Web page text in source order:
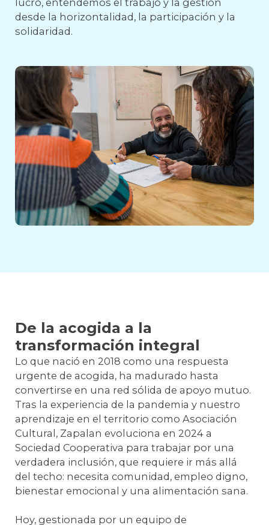
lucro, entendemos el trabajo y la gestión
desde la horizontalidad, la participación y la
solidaridad.
De la acogida a la
transformación integral
Lo que nació en 2018 como una respuesta
urgente de acogida, ha madurado hasta
convertirse en una red sólida de apoyo mutuo.
Tras la experiencia de la pandemia y nuestro
aprendizaje en el territorio como Asociación
Cultural, Zapalan evoluciona en 2024 a
Sociedad Cooperativa para trabajar por una
verdadera inclusión, que requiere ir más allá
del techo: necesita comunidad, empleo digno,
bienestar emocional y una alimentación sana.
Hoy, gestionada por un equipo de